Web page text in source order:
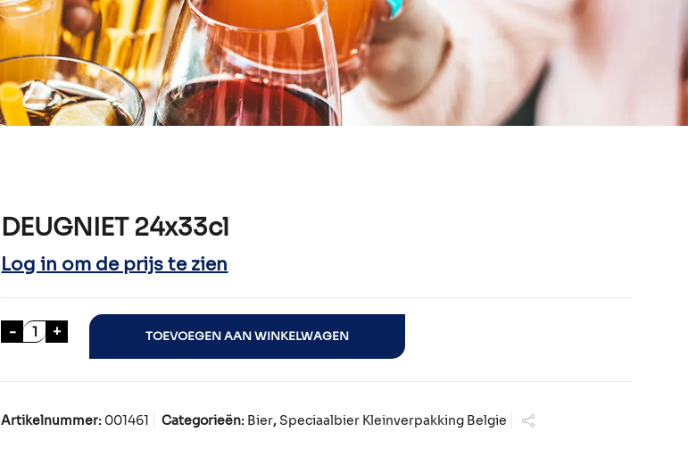
DEUGNIET 24x33cl
Log in om de prijs te zien
- DEUGNIET 24x33cl aantal
+ TOEVOEGEN AAN WINKELWAGEN
Artikelnummer: 001461 Categorieën: Bier, Speciaalbier Kleinverpakking Belgie